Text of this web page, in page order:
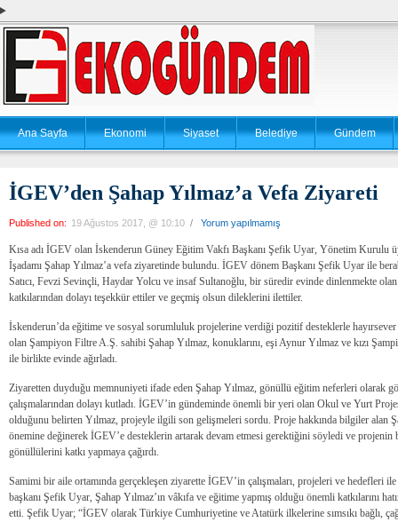
Ana Sayfa Ekonomi Siyaset Belediye Gündem
İGEV’den Şahap Yılmaz’a Vefa Ziyareti
Published on: 19 Ağustos 2017, @ 10:10 / Yorum yapılmamış
Kısa adı İGEV olan İskenderun Güney Eğitim Vakfı Başkanı Şefik Uyar, Yönetim Kurulu
İşadamı Şahap Yılmaz’a vefa ziyaretinde bulundu. İGEV dönem Başkanı Şefik Uyar ile
Satıcı, Fevzi Sevinçli, Haydar Yolcu ve insaf Sultanoğlu, bir süredir evinde dinlenmekte olan
katkılarından dolayı teşekkür ettiler ve geçmiş olsun dileklerini ilettiler.
İskenderun’da eğitime ve sosyal sorumluluk projelerine verdiği pozitif desteklerle hayırsever
olan Şampiyon Filtre A.Ş. sahibi Şahap Yılmaz, konuklarını, eşi Aynur Yılmaz ve kızı
ile birlikte evinde ağırladı.
Ziyaretten duyduğu memnuniyeti ifade eden Şahap Yılmaz, gönüllü eğitim neferleri olarak
çalışmalarından dolayı kutladı. İGEV’in gündeminde önemli bir yeri olan Okul ve Yurt
olduğunu belirten Yılmaz, projeyle ilgili son gelişmeleri sordu. Proje hakkında bilgiler alan
önemine değinerek İGEV’e desteklerin artarak devam etmesi gerektiğini söyledi ve projenin
gönüllülerini katkı yapmaya çağırdı.
Samimi bir aile ortamında gerçekleşen ziyarette İGEV’in çalışmaları, projeleri ve
başkanı Şefik Uyar, Şahap Yılmaz’ın vâkıfa ve eğitime yapmış olduğu önemli katkılarını
etti. Şefik Uyar; “İGEV olarak Türkiye Cumhuriyetine ve Atatürk ilkelerine sımsıkı bağlı,